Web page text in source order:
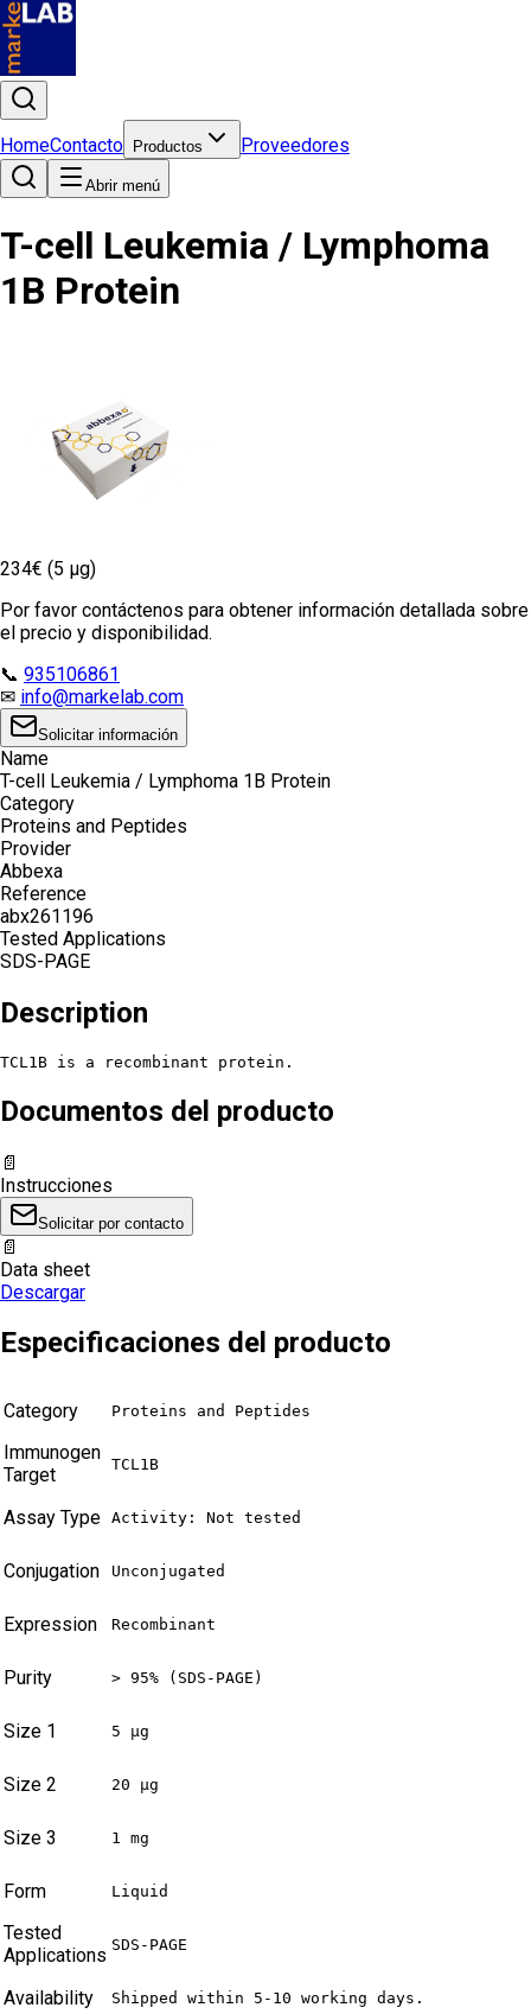
HomeContacto Productos Proveedores
Abrir menú
T-cell Leukemia / Lymphoma
1B Protein
234€ (5 µg)
Por favor contáctenos para obtener información detallada sobre
el precio y disponibilidad.
📞 935106861
✉ info@markelab.com
Solicitar información
Name
T-cell Leukemia / Lymphoma 1B Protein
Category
Proteins and Peptides
Provider
Abbexa
Reference
abx261196
Tested Applications
SDS-PAGE
Description
TCL1B is a recombinant protein.
Documentos del producto
📄
Instrucciones
Solicitar por contacto
📄
Data sheet
Descargar
Especificaciones del producto
Category Proteins and Peptides
Immunogen
Target
TCL1B
Assay Type Activity: Not tested
Conjugation Unconjugated
Expression Recombinant
Purity > 95% (SDS-PAGE)
Size 1 5 µg
Size 2 20 µg
Size 3 1 mg
Form Liquid
Tested
Applications SDS-PAGE
Availability Shipped within 5-10 working days.